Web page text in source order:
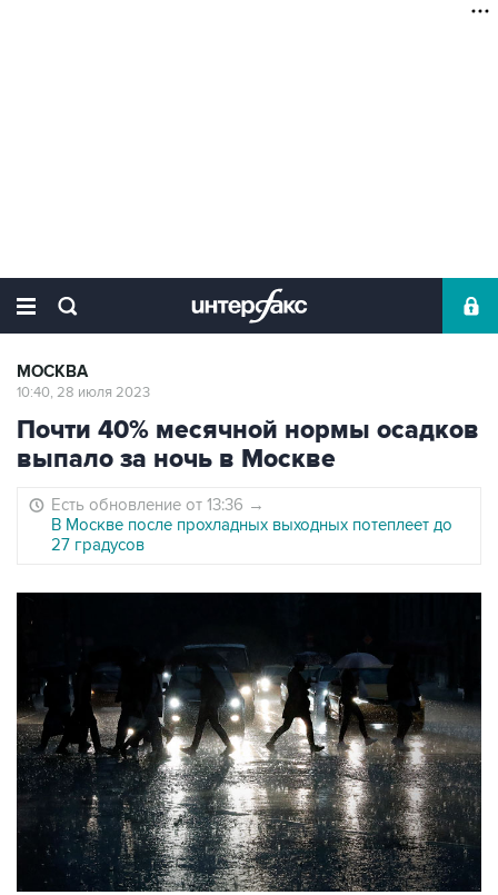
МОСКВА
10:40, 28 июля 2023
Почти 40% месячной нормы осадков
выпало за ночь в Москве
Есть обновление от 13:36 →
В Москве после прохладных выходных потеплеет до
27 градусов